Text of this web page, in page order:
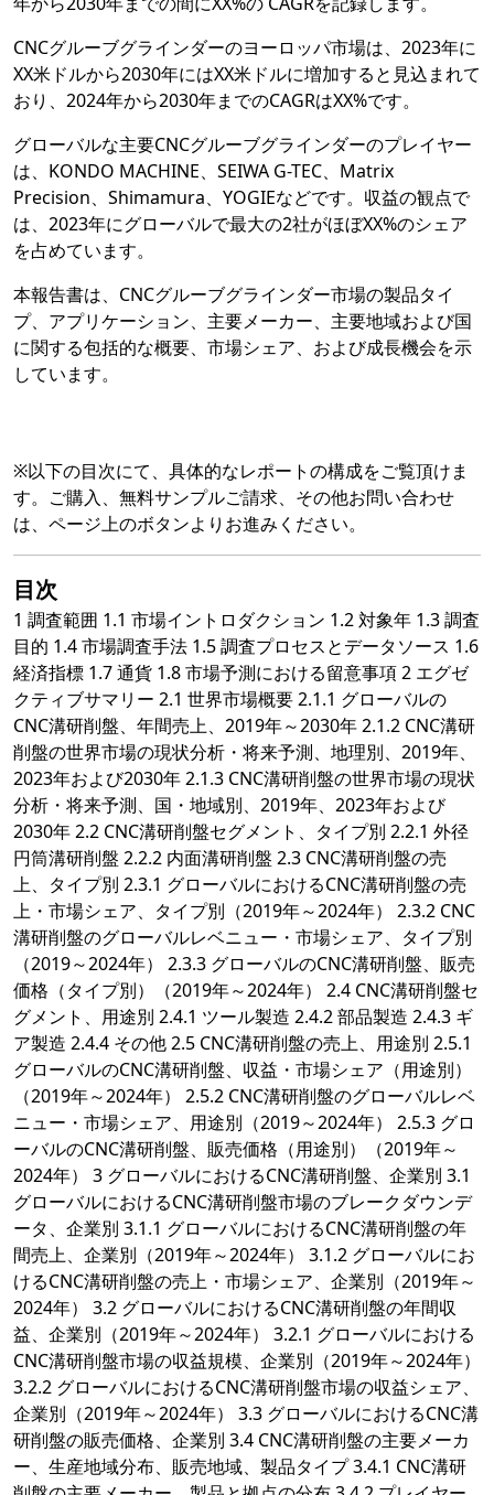
CNCグルーブグラインダーのヨーロッパ市場は、2023年に
XX米ドルから2030年にはXX米ドルに増加すると見込まれて
おり、2024年から2030年までのCAGRはXX%です。
グローバルな主要CNCグルーブグラインダーのプレイヤー
は、KONDO MACHINE、SEIWA G-TEC、Matrix
Precision、Shimamura、YOGIEなどです。収益の観点で
は、2023年にグローバルで最大の2社がほぼXX%のシェア
を占めています。
本報告書は、CNCグルーブグラインダー市場の製品タイ
プ、アプリケーション、主要メーカー、主要地域および国
に関する包括的な概要、市場シェア、および成長機会を示
しています。
※以下の目次にて、具体的なレポートの構成をご覧頂けま
す。ご購入、無料サンプルご請求、その他お問い合わせ
は、ページ上のボタンよりお進みください。
目次
1 調査範囲 1.1 市場イントロダクション 1.2 対象年 1.3 調査
目的 1.4 市場調査手法 1.5 調査プロセスとデータソース 1.6
経済指標 1.7 通貨 1.8 市場予測における留意事項 2 エグゼ
クティブサマリー 2.1 世界市場概要 2.1.1 グローバルの
CNC溝研削盤、年間売上、2019年～2030年 2.1.2 CNC溝研
削盤の世界市場の現状分析・将来予測、地理別、2019年、
2023年および2030年 2.1.3 CNC溝研削盤の世界市場の現状
分析・将来予測、国・地域別、2019年、2023年および
2030年 2.2 CNC溝研削盤セグメント、タイプ別 2.2.1 外径
円筒溝研削盤 2.2.2 内面溝研削盤 2.3 CNC溝研削盤の売
上、タイプ別 2.3.1 グローバルにおけるCNC溝研削盤の売
上・市場シェア、タイプ別（2019年～2024年） 2.3.2 CNC
溝研削盤のグローバルレベニュー・市場シェア、タイプ別
（2019～2024年） 2.3.3 グローバルのCNC溝研削盤、販売
価格（タイプ別）（2019年～2024年） 2.4 CNC溝研削盤セ
グメント、用途別 2.4.1 ツール製造 2.4.2 部品製造 2.4.3 ギ
ア製造 2.4.4 その他 2.5 CNC溝研削盤の売上、用途別 2.5.1
グローバルのCNC溝研削盤、収益・市場シェア（用途別）
（2019年～2024年） 2.5.2 CNC溝研削盤のグローバルレベ
ニュー・市場シェア、用途別（2019～2024年） 2.5.3 グロ
ーバルのCNC溝研削盤、販売価格（用途別）（2019年～
2024年） 3 グローバルにおけるCNC溝研削盤、企業別 3.1
グローバルにおけるCNC溝研削盤市場のブレークダウンデ
ータ、企業別 3.1.1 グローバルにおけるCNC溝研削盤の年
間売上、企業別（2019年～2024年） 3.1.2 グローバルにお
けるCNC溝研削盤の売上・市場シェア、企業別（2019年～
2024年） 3.2 グローバルにおけるCNC溝研削盤の年間収
益、企業別（2019年～2024年） 3.2.1 グローバルにおける
CNC溝研削盤市場の収益規模、企業別（2019年～2024年）
3.2.2 グローバルにおけるCNC溝研削盤市場の収益シェア、
企業別（2019年～2024年） 3.3 グローバルにおけるCNC溝
研削盤の販売価格、企業別 3.4 CNC溝研削盤の主要メーカ
ー、生産地域分布、販売地域、製品タイプ 3.4.1 CNC溝研